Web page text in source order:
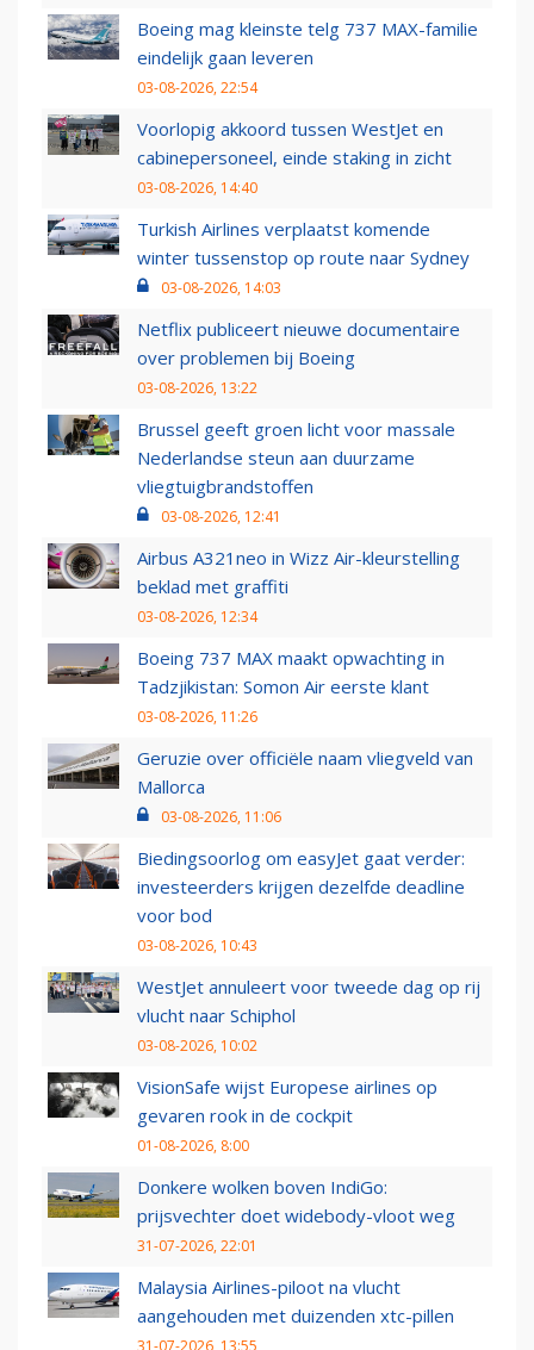
Boeing mag kleinste telg 737 MAX-familie
eindelijk gaan leveren
03-08-2026, 22:54
Voorlopig akkoord tussen WestJet en
cabinepersoneel, einde staking in zicht
03-08-2026, 14:40
Turkish Airlines verplaatst komende
winter tussenstop op route naar Sydney
03-08-2026, 14:03
Netflix publiceert nieuwe documentaire
over problemen bij Boeing
03-08-2026, 13:22
Brussel geeft groen licht voor massale
Nederlandse steun aan duurzame
vliegtuigbrandstoffen
03-08-2026, 12:41
Airbus A321neo in Wizz Air-kleurstelling
beklad met graffiti
03-08-2026, 12:34
Boeing 737 MAX maakt opwachting in
Tadzjikistan: Somon Air eerste klant
03-08-2026, 11:26
Geruzie over officiële naam vliegveld van
Mallorca
03-08-2026, 11:06
Biedingsoorlog om easyJet gaat verder:
investeerders krijgen dezelfde deadline
voor bod
03-08-2026, 10:43
WestJet annuleert voor tweede dag op rij
vlucht naar Schiphol
03-08-2026, 10:02
VisionSafe wijst Europese airlines op
gevaren rook in de cockpit
01-08-2026, 8:00
Donkere wolken boven IndiGo:
prijsvechter doet widebody-vloot weg
31-07-2026, 22:01
Malaysia Airlines-piloot na vlucht
aangehouden met duizenden xtc-pillen
31-07-2026, 13:55